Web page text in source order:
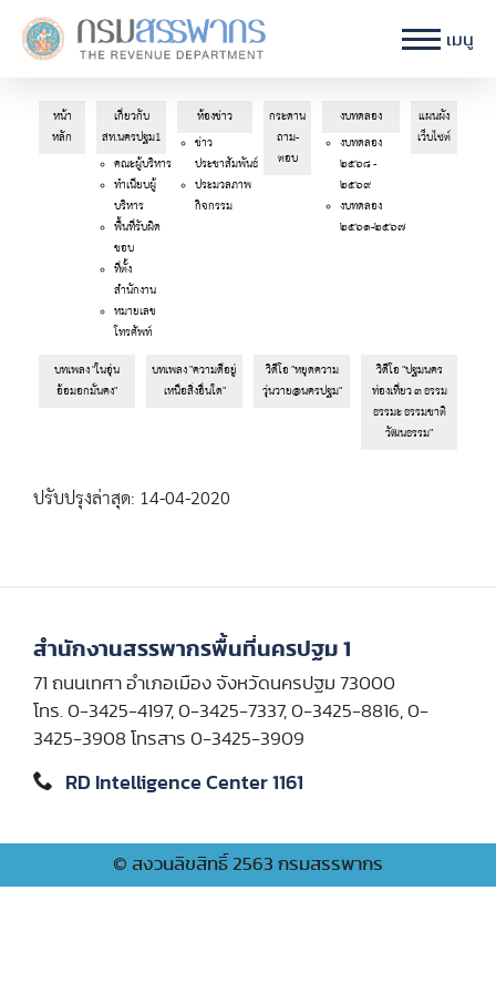
เมนู
หน้า
หลัก
เกี่ยวกับ
สท.นครปฐม1
คณะผู้บริหาร
ทำเนียบผู้
บริหาร
พื้นที่รับผิด
ชอบ
ที่ตั้ง
สำนักงาน
หมายเลข
โทรศัพท์
ห้องข่าว
ข่าว
ประชาสัมพันธ์
ประมวลภาพ
กิจกรรม
กระดาน
ถาม-
ตอบ
งบทดลอง
งบทดลอง
๒๕๖๘ -
๒๕๖๙
งบทดลอง
๒๕๖๑-๒๕๖๗
แผนผัง
เว็บไซต์
บทเพลง "ในอุ่น
อ้อมอกมั่นคง"
บทเพลง "ความดีอยู่
เหนือสิ่งอื่นใด"
วิดีโอ "หยุดความ
วุ่นวาย@นครปฐม"
วิดีโอ "ปฐมนคร
ท่องเที่ยว ๓ ธรรม
ธรรมะ ธรรมชาติ
วัฒนธรรม"
ปรับปรุงล่าสุด: 14-04-2020
สำนักงานสรรพากรพื้นที่นครปฐม 1
71 ถนนเทศา อำเภอเมือง จังหวัดนครปฐม 73000
โทร. 0-3425-4197, 0-3425-7337, 0-3425-8816, 0-
3425-3908 โทรสาร 0-3425-3909
RD Intelligence Center 1161
© สงวนลิขสิทธิ์ 2563 กรมสรรพากร